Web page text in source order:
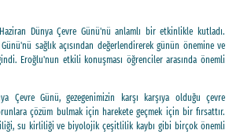
Dünya Çevre Günü'nü anlamlı bir etkinlikle kutladı.
sağlık açısından değerlendirerek günün önemine ve
Eroğlu'nun etkili konuşması öğrenciler arasında önemli
Çevre Günü, gezegenimizin karşı karşıya olduğu çevre
çözüm bulmak için harekete geçmek için bir fırsattır.
su kirliliği ve biyolojik çeşitlilik kaybı gibi birçok önemli